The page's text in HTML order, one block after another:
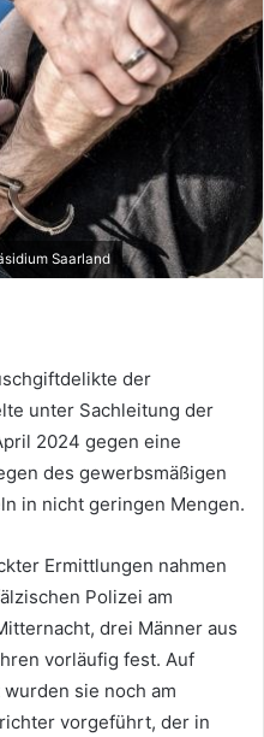
Saarland
der
unter Sachleitung der
2024 gegen eine
des gewerbsmäßigen
in nicht geringen Mengen.
Ermittlungen nahmen
Polizei am
drei Männer aus
vorläufig fest. Auf
sie noch am
vorgeführt, der in